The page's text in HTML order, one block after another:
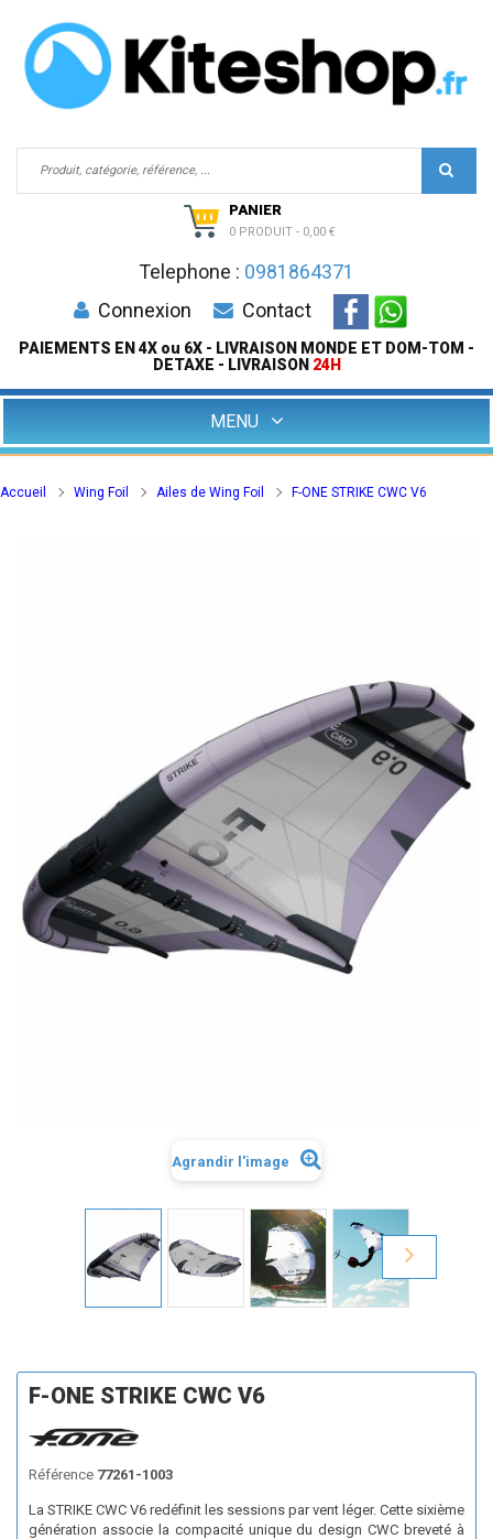
PANIER
0 PRODUIT - 0,00 €
Telephone : 0981864371
Connexion
Contact
PAIEMENTS EN 4X ou 6X - LIVRAISON MONDE ET DOM-TOM -
DETAXE - LIVRAISON 24H
MENU
Accueil Wing Foil Ailes de Wing Foil F-ONE STRIKE CWC V6
Agrandir l'image
F-ONE STRIKE CWC V6
Référence 77261-1003
La STRIKE CWC V6 redéfinit les sessions par vent léger. Cette sixième
génération associe la compacité unique du design CWC breveté à